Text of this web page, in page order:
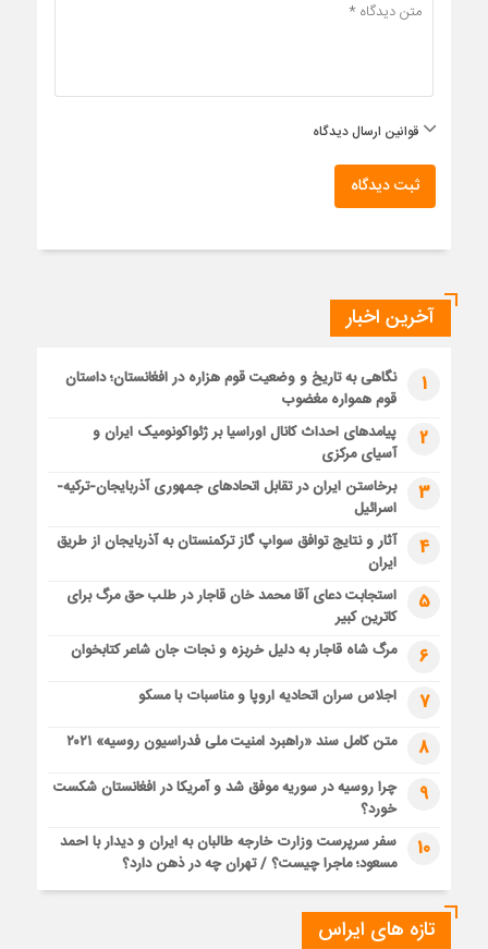
قوانین ارسال دیدگاه
ثبت دیدگاه
آخرین اخبار
1
نگاهی به تاریخ و وضعیت قوم هزاره در افغانستان؛ داستان
قوم همواره مغضوب
2
پیامدهای احداث کانال اوراسیا بر ژئواکونومیک ایران و
آسیای مرکزی
3
برخاستن ایران در تقابل اتحادهای جمهوری آذربایجان-ترکیه-
اسرائیل
4
آثار و نتایج توافق سواپ گاز ترکمنستان به آذربایجان از طریق
ایران
5
استجابت دعای آقا محمد خان قاجار در طلب حق مرگ برای
کاترین کبیر
6 مرگ شاه قاجار به دلیل خربزه و نجات جان شاعر کتابخوان
7 اجلاس سران اتحادیه اروپا و مناسبات با مسکو
8 متن کامل سند «راهبرد امنیت ملی فدراسیون روسیه» ۲۰۲۱
9
چرا روسیه در سوریه موفق شد و آمریکا در افغانستان شکست
خورد؟
10
سفر سرپرست وزارت خارجه طالبان به ایران و دیدار با احمد
مسعود؛ ماجرا چیست؟ / تهران چه در ذهن دارد؟
تازه های ایراس